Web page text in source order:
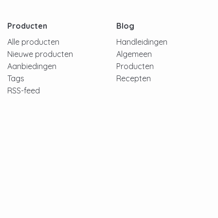
Producten
Alle producten
Nieuwe producten
Aanbiedingen
Tags
RSS-feed
Blog
Handleidingen
Algemeen
Producten
Recepten